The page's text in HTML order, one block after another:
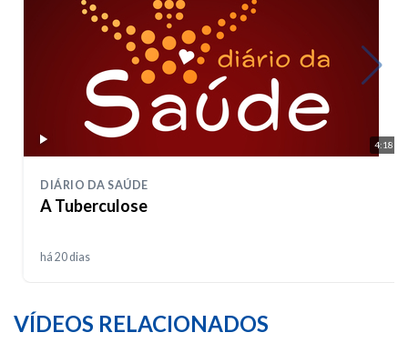
4:18
DIÁRIO DA SAÚDE
A Tuberculose
há 20 dias
VÍDEOS RELACIONADOS